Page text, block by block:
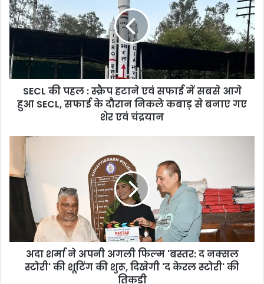
पहल
:
स्क्रैप
हटाने
एवं
सफाई
में
आगे
दौरान
निकले
चंद्रयान
SECL की पहल : स्क्रैप हटाने एवं सफाई में सबसे आगे
हुआ SECL, सफाई के दौरान निकले कबाड़ से बनाए गए
शेर एवं चंद्रयान
अपनी
नक्सल
अदा शर्मा ने अपनी अगली फिल्म 'बस्तर: द नक्सल
स्टोरी' की शूटिंग की शुरू, दिखेगी 'द केरल स्टोरी' की
तिकड़ी